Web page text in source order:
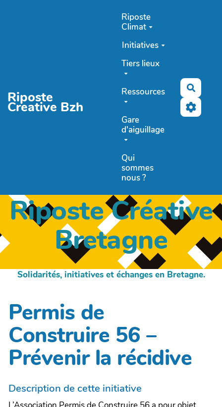
Riposte
Creative Bzh
Riposte
Climat
Initiatives
Tiers lieux
Ressources
Gare
d'aiguillage
Qui
sommes
nous ?
Riposte Créative
Bretagne
Solidarités, initiatives et échanges en Bretagne.
Permis de
Construire 56 –
Prévenir la récidive
Description de cette initiative